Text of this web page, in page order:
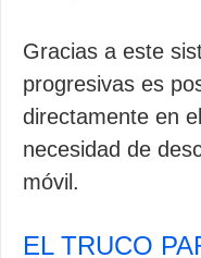
Gracias a este
progresivas es
directamente en
necesidad de
móvil.
EL TRUCO